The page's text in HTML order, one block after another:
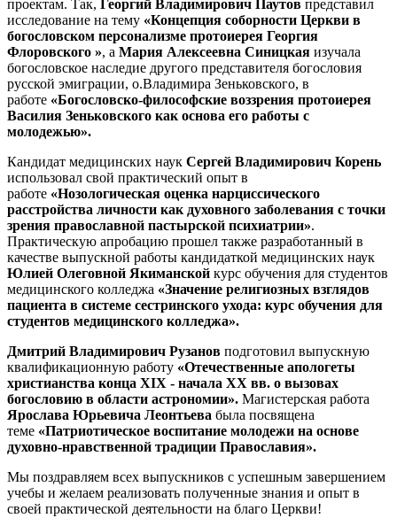
проектам. Так, Георгий Владимирович Паутов представил
исследование на тему «Концепция соборности Церкви в
богословском персонализме протоиерея Георгия
Флоровского », а Мария Алексеевна Синицкая изучала
богословское наследие другого представителя богословия
русской эмиграции, о.Владимира Зеньковского, в
работе «Богословско-философские воззрения протоиерея
Василия Зеньковского как основа его работы с
молодежью».
Кандидат медицинских наук Сергей Владимирович Корень
использовал свой практический опыт в
работе «Нозологическая оценка нарциссического
расстройства личности как духовного заболевания с точки
зрения православной пастырской психиатрии».
Практическую апробацию прошел также разработанный в
качестве выпускной работы кандидаткой медицинских наук
Юлией Олеговной Якиманской курс обучения для студентов
медицинского колледжа «Значение религиозных взглядов
пациента в системе сестринского ухода: курс обучения для
студентов медицинского колледжа».
Дмитрий Владимирович Рузанов подготовил выпускную
квалификационную работу «Отечественные апологеты
христианства конца XIX - начала XX вв. о вызовах
богословию в области астрономии». Магистерская работа
Ярослава Юрьевича Леонтьева была посвящена
теме «Патриотическое воспитание молодежи на основе
духовно-нравственной традиции Православия».
Мы поздравляем всех выпускников с успешным завершением
учебы и желаем реализовать полученные знания и опыт в
своей практической деятельности на благо Церкви!